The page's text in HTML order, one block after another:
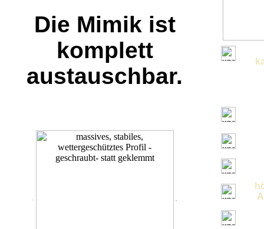
Die Mimik ist
komplett
austauschbar.
.